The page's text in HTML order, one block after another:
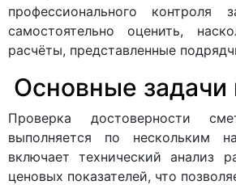
профессионального контроля
самостоятельно оценить,
расчёты, представленные
Основные задачи
Проверка достоверности
выполняется по нескольким
включает технический анализ
ценовых показателей, что